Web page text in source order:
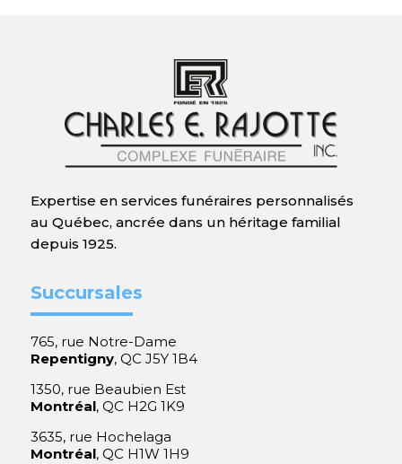
Expertise en services funéraires personnalisés
au Québec, ancrée dans un héritage familial
depuis 1925.
Succursales
765, rue Notre-Dame
Repentigny, QC J5Y 1B4
1350, rue Beaubien Est
Montréal, QC H2G 1K9
3635, rue Hochelaga
Montréal, QC H1W 1H9